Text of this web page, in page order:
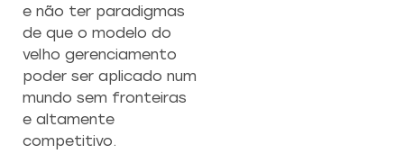
e não ter paradigmas
de que o modelo do
velho gerenciamento
poder ser aplicado num
mundo sem fronteiras
e altamente
competitivo.